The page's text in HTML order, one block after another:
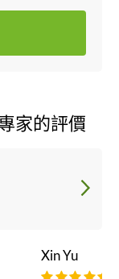
家的評價
Xin Yu